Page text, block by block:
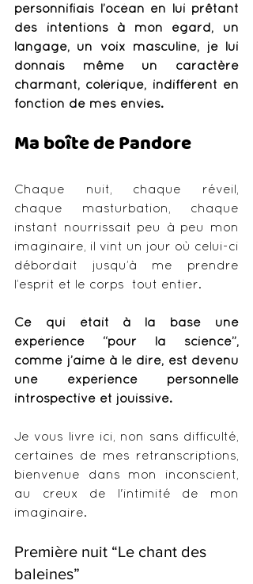
personnifiais l’océan en lui prêtant
des intentions à mon égard, un
langage, un voix masculine, je lui
donnais même un caractère
charmant, colérique, indifférent en
fonction de mes envies.
Ma boîte de Pandore
Chaque nuit, chaque réveil,
chaque masturbation, chaque
instant nourrissait peu à peu mon
imaginaire, il vint un jour où celui-ci
débordait jusqu’à me prendre
l’esprit et le corps  tout entier.
Ce qui était à la base une
expérience “pour la science”,
comme j’aime à le dire, est devenu
une expérience personnelle
introspective et jouissive.
Je vous livre ici, non sans difficulté,
certaines de mes retranscriptions,
bienvenue dans mon inconscient,
au creux de l'intimité de mon
imaginaire.
Première nuit “Le chant des
baleines”